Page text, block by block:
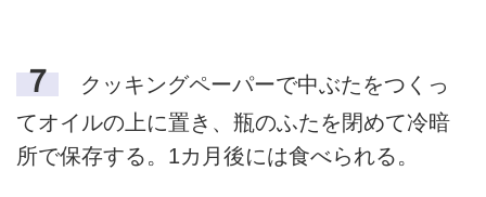
７
クッキングペーパーで中ぶたをつくっ
てオイルの上に置き、瓶のふたを閉めて冷暗
所で保存する。1カ月後には食べられる。